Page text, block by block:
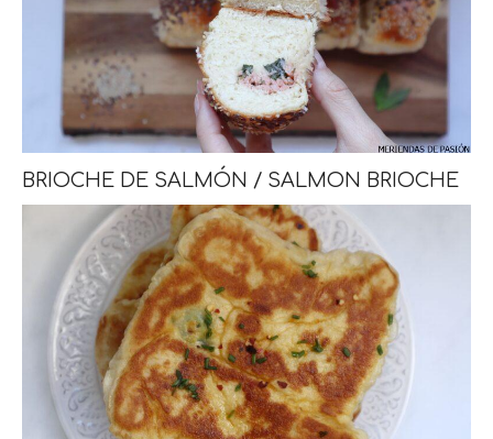
BRIOCHE DE SALMÓN / SALMON BRIOCHE